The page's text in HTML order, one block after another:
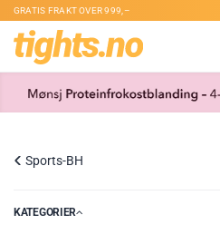
GRATIS FRAKT OVER 999,–
Sports-BH
KATEGORIER